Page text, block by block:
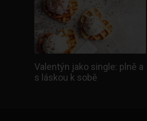
Valentýn jako single: plně a
s láskou k sobě